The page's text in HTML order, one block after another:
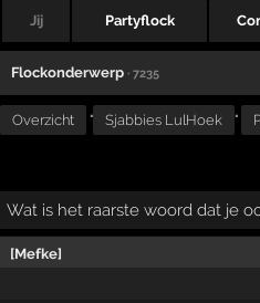
Jij Partyflock
Flockonderwerp · 7235
Overzicht " Sjabbies LulHoek "
Wat is het raarste woord dat je
[Mefke]